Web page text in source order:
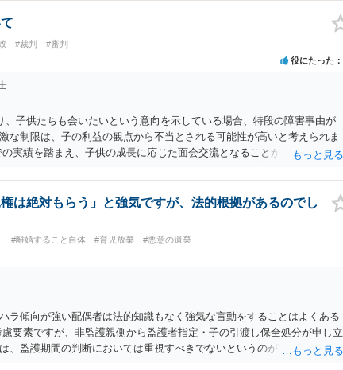
#裁判 #審判
役にたった
、子供たちも会いたいという意向を示している場合、特段の障害事由が
な制限は、子の利益の観点から不当とされる可能性が高いと考えられま
実績を踏まえ、子供の成長に応じた面会交流となることが期待できるか
は絶対もらう」と強気ですが、法的根拠があるのでし
#離婚すること自体 #育児放棄 #悪意の遺棄
ラ傾向が強い配偶者は法的知識もなく強気な言動をすることはよくある
要素ですが、非監護親側から監護者指定・子の引渡し保全処分が申し立
、監護期間の判断においては重視すべきでないというのが実務の考え方